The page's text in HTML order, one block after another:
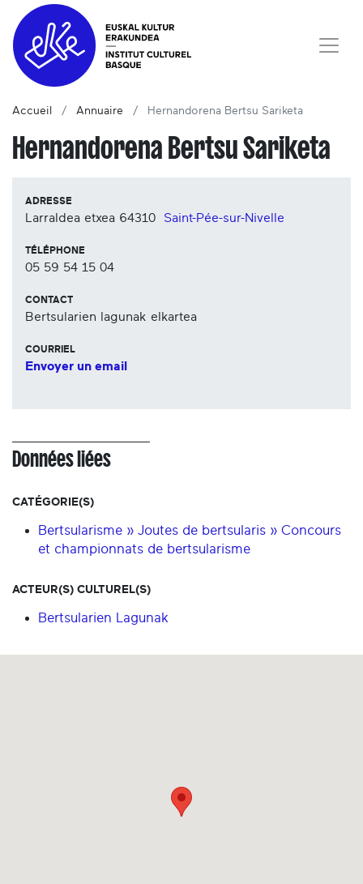
Accueil Annuaire Hernandorena Bertsu Sariketa
Hernandorena Bertsu Sariketa
ADRESSE
Larraldea etxea 64310 Saint-Pée-sur-Nivelle
TÉLÉPHONE
05 59 54 15 04
CONTACT
Bertsularien lagunak elkartea
COURRIEL
Envoyer un email
Données liées
CATÉGORIE(S)
Bertsularisme » Joutes de bertsularis » Concours
et championnats de bertsularisme
ACTEUR(S) CULTUREL(S)
Bertsularien Lagunak